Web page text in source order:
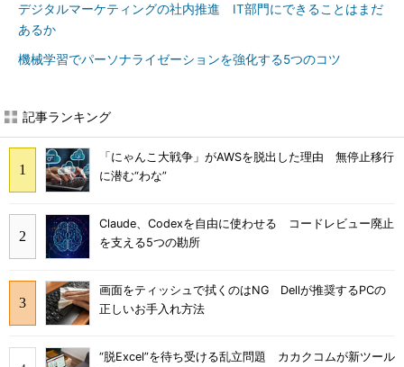
デジタルマーケティングの社内推進 IT部門にできることはまだ
あるか
機械学習でパーソナライゼーションを強化する5つのコツ
記事ランキング
「にゃんこ大戦争」がAWSを脱出した理由 無停止移行
に潜む“わな”
Claude、Codexを自由に使わせる コードレビュー廃止
を支える5つの勘所
画面をティッシュで拭くのはNG Dellが推奨するPCの
正しいお手入れ方法
“脱Excel”を待ち受ける乱立問題 カカクコムが新ツール